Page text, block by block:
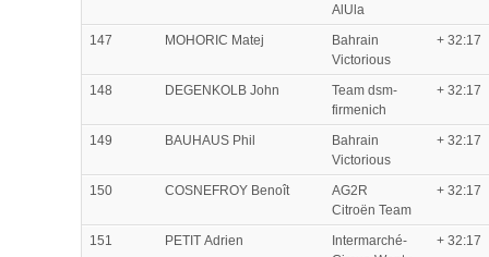
AlUla
147 MOHORIC Matej
Bahrain
Victorious
+ 32:17
148 DEGENKOLB John
Team dsm-
firmenich
+ 32:17
149 BAUHAUS Phil
Bahrain
Victorious
+ 32:17
150 COSNEFROY Benoît
AG2R
Citroën Team
+ 32:17
151 PETIT Adrien
Intermarché-
+ 32:17